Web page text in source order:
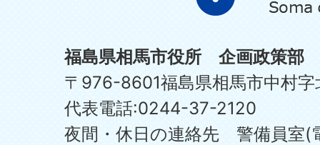
福島県相馬市役所 企画政策部
〒976-8601福島県相馬市中村
代表電話:0244-37-2120
夜間・休日の連絡先 警備員室